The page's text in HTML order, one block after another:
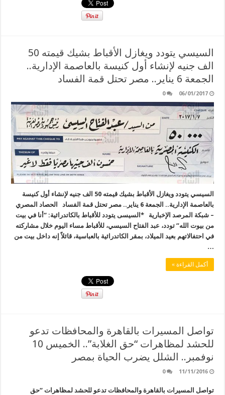
السيسي يتودد ويغازل الأقباط بشيك قيمته 50
الف جنيه لإنشاء أول كنيسة بالعاصمة الإدارية..
الجمعة 6 يناير.. مصر تحتل قمة الفساد
06/01/2017
0
السيسي يتودد ويغازل الأقباط بشيك قيمته 50 الف جنيه لإنشاء أول كنيسة
بالعاصمة الإدارية.. الجمعة 6 يناير.. مصر تحتل قمة الفساد الحصاد المصري
– شبكة المرصد الإخبارية *السيسى يتودد للأقباط بالكاتدرائية: “أنا في بيت
من بيوت الله” تودد، عبد الفتاح السيسي، للأقباط مساء اليوم خلال مشاركته
في احتفالاتهم بعيد الميلاد، بمقر الكاتدرائية بالعباسية، قائلاً إنه داخل بيت من
…
أكمل القراءة »
تواصل المسيرات بالقاهرة والمحافظات تدعو
للحشد لمظاهرات “حق الغلابة”.. الخميس 10
نوفمبر.. الشلل يضرب الحياة بمصر
11/11/2016
0
تواصل المسيرات بالقاهرة والمحافظات تدعو للحشد لمظاهرات “حق